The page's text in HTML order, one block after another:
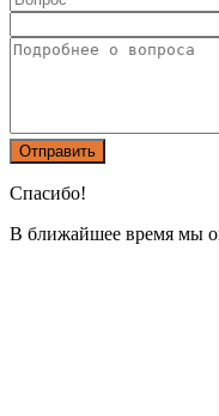
Спасибо!
В ближайшее время мы